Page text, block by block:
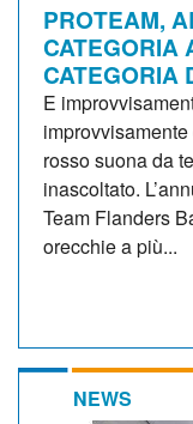
PROTEAM,
CATEGORIA
CATEGORIA
E
rosso suona da
inascoltato.
Team Flanders
orecchie a più...
NEWS